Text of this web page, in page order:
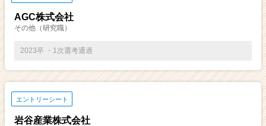
AGC株式会社
その他（研究職）
2023卒 ・1次選考通過
エントリーシート
岩谷産業株式会社